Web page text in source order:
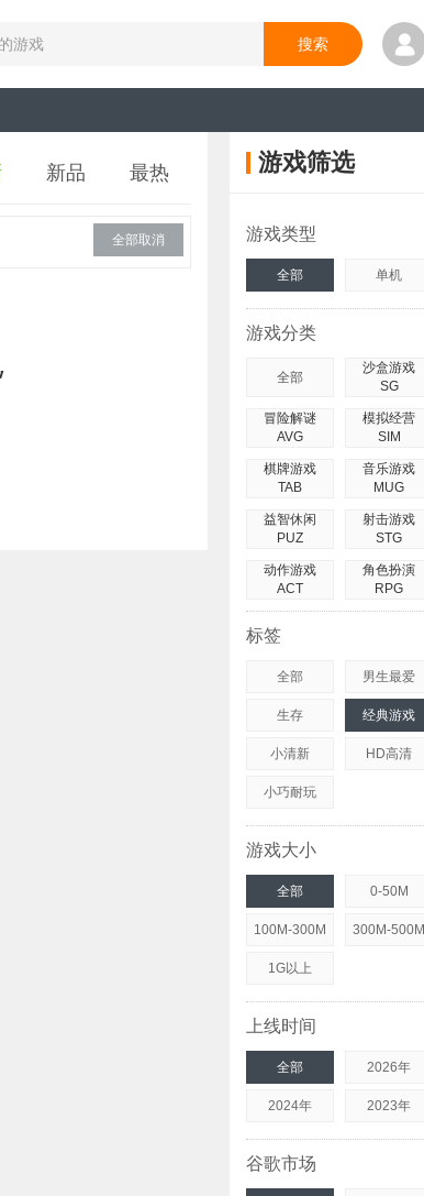
新品 最热
全部取消
游戏筛选
游戏类型
全部 单机
游戏分类
全部
沙盒游戏
SG
冒险解谜
AVG
模拟经营
SIM
棋牌游戏
TAB
音乐游戏
MUG
益智休闲
PUZ
射击游戏
STG
动作游戏
ACT
角色扮演
RPG
标签
全部 男生最爱
生存 经典游戏
小清新 HD高清
小巧耐玩
游戏大小
全部 0-50M
100M-300M 300M-500M
1G以上
上线时间
全部 2026年
2024年 2023年
谷歌市场